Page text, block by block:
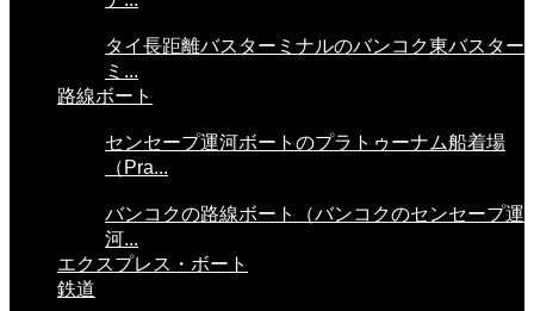
タイ長距離バスターミナルのバンコク東バスター
ミ...
路線ボート
センセープ運河ボートのプラトゥーナム船着場
（Pra...
バンコクの路線ボート（バンコクのセンセープ運
河...
エクスプレス・ボート
鉄道